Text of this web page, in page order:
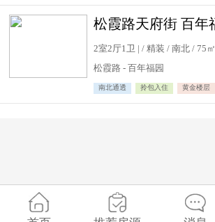
2室2厅1卫 | / 精装 / 南北 / 75㎡
松霞路 - 百年福园
南北通透 拎包入住 黄金楼层